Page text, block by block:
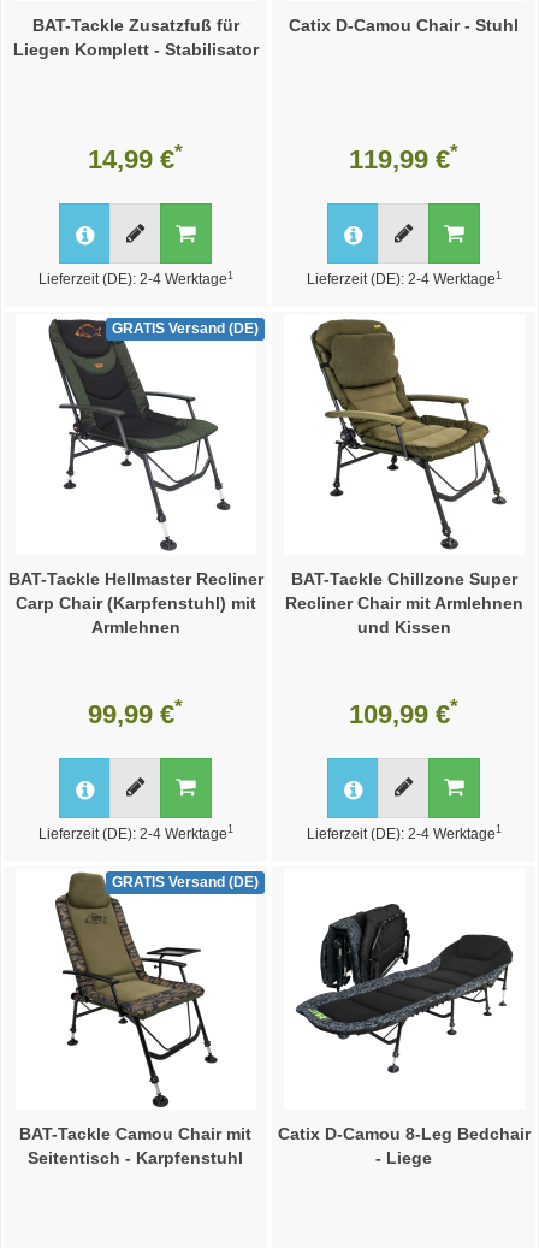
BAT-Tackle Zusatzfuß für
Liegen Komplett - Stabilisator
14,99 €*
Lieferzeit (DE): 2-4 Werktage 1
Catix D-Camou Chair - Stuhl
119,99 €*
Lieferzeit (DE): 2-4 Werktage 1
GRATIS Versand (DE)
BAT-Tackle Hellmaster Recliner
Carp Chair (Karpfenstuhl) mit
Armlehnen
99,99 €*
Lieferzeit (DE): 2-4 Werktage1
BAT-Tackle Chillzone Super
Recliner Chair mit Armlehnen
und Kissen
109,99 €*
Lieferzeit (DE): 2-4 Werktage1
GRATIS Versand (DE)
BAT-Tackle Camou Chair mit
Seitentisch - Karpfenstuhl
Catix D-Camou 8-Leg Bedchair
- Liege